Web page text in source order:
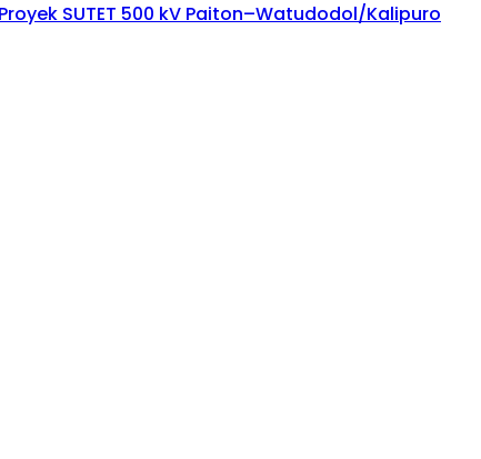
SUTET 500 kV Paiton–Watudodol/Kalipuro